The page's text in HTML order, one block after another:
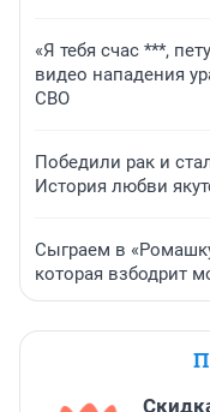
«Я тебя счас ***,
видео нападения
СВО
Победили рак и
История любви
Сыграем в
которая взбодрит